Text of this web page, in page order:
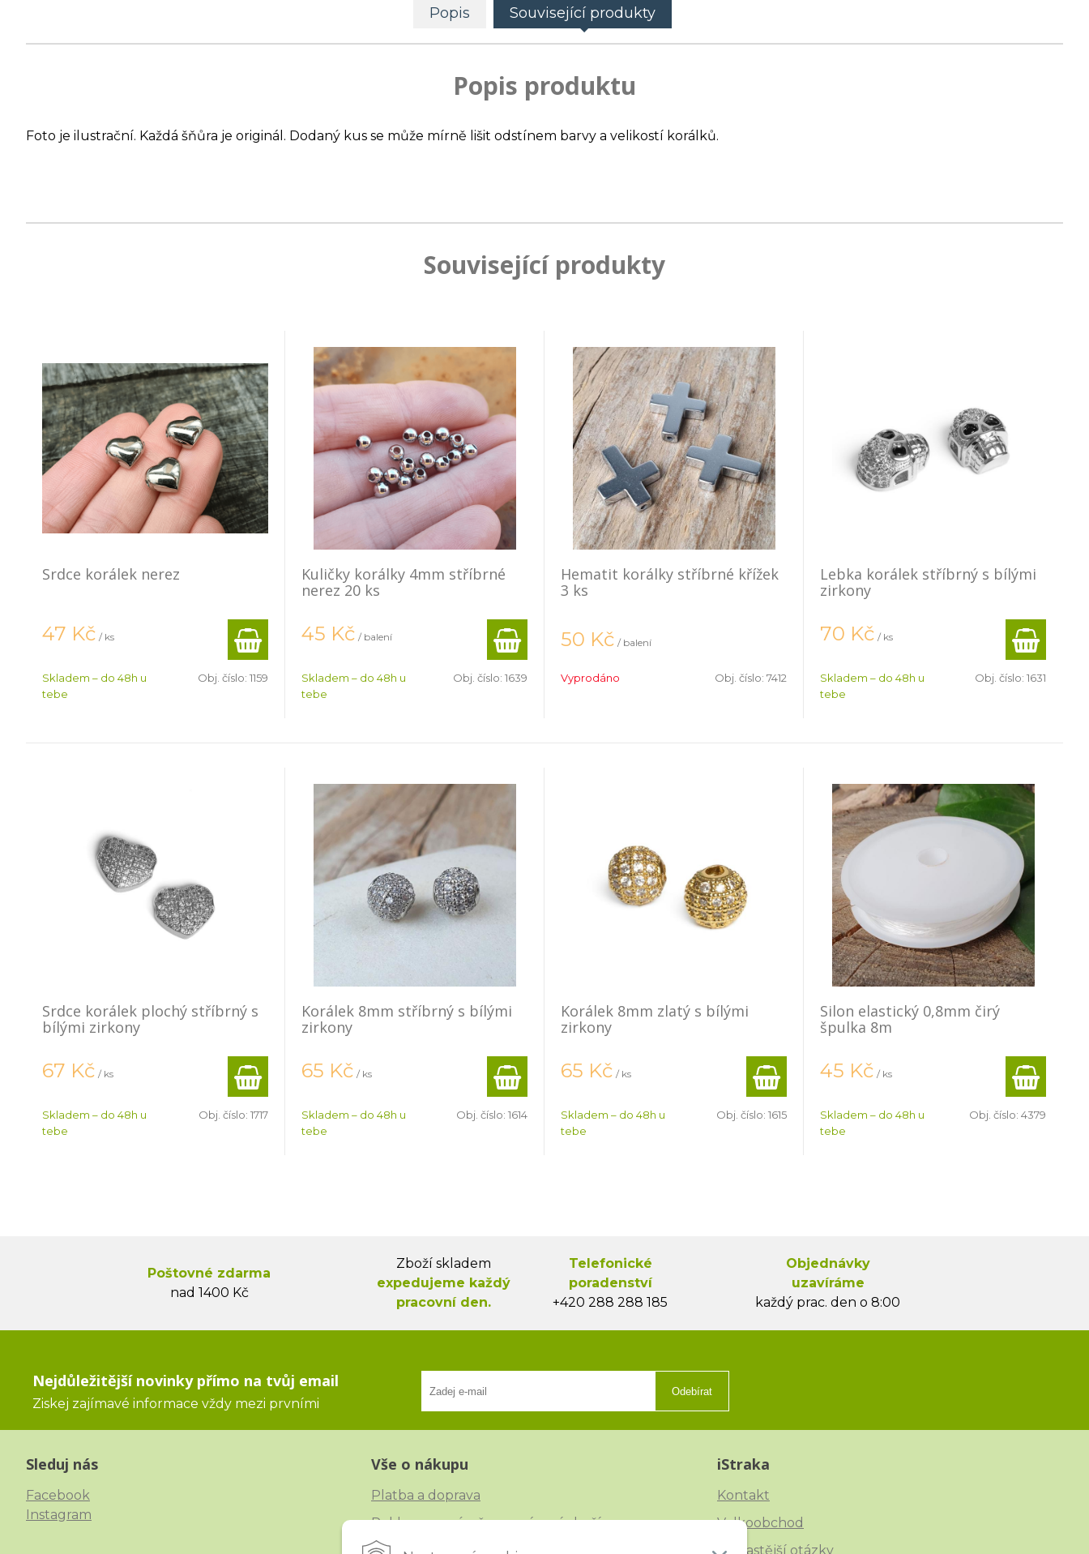
Popis Související produkty
Popis produktu
Foto je ilustrační. Každá šňůra je originál. Dodaný kus se může mírně lišit odstínem barvy a velikostí korálků.
Související produkty
Srdce korálek nerez
47 Kč / ks
Skladem – do 48h u
tebe
Obj. číslo: 1159
Kuličky korálky 4mm stříbrné
nerez 20 ks
45 Kč / balení
Skladem – do 48h u
tebe
Obj. číslo: 1639
Hematit korálky stříbrné křížek
3 ks
50 Kč / balení
Vyprodáno Obj. číslo: 7412
Lebka korálek stříbrný s bílými
zirkony
70 Kč / ks
Skladem – do 48h u
tebe
Obj. číslo: 1631
Srdce korálek plochý stříbrný s
bílými zirkony
67 Kč / ks
Skladem – do 48h u
tebe
Obj. číslo: 1717
Korálek 8mm stříbrný s bílými
zirkony
65 Kč / ks
Skladem – do 48h u
tebe
Obj. číslo: 1614
Korálek 8mm zlatý s bílými
zirkony
65 Kč / ks
Skladem – do 48h u
tebe
Obj. číslo: 1615
Silon elastický 0,8mm čirý
špulka 8m
45 Kč / ks
Skladem – do 48h u
tebe
Obj. číslo: 4379
Poštovné zdarma
nad 1400 Kč
Zboží skladem
expedujeme každý
pracovní den.
Telefonické
poradenství
+420 288 288 185
Objednávky
uzavíráme
každý prac. den o 8:00
Nejdůležitější novinky přímo na tvůj email
Ziskej zajímavé informace vždy mezi prvními
Odebírat
Sleduj nás
Facebook
Instagram
Vše o nákupu
Platba a doprava
Reklamace, výměna a vrácení zboží
Obchodní podmínky
iStraka
Kontakt
Velkoobchod
Nejčastější otázky